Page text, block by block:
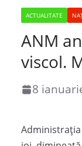
ACTUALITATE
ANM
viscol.
8